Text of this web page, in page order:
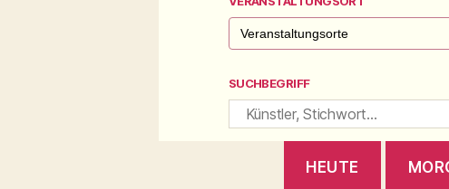
SUCHBEGRIFF
HEUTE